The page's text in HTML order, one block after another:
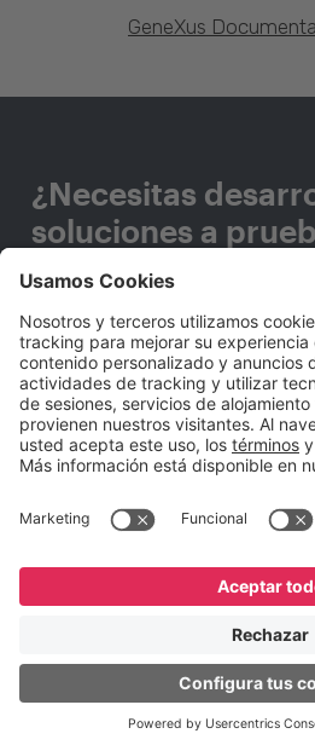
GeneXus
¿Necesitas
soluciones a
que se adapten a
cambio
Completa este formulario y
contacto contigo.
Nombre*
Apellido*
E-mail Corporativo*